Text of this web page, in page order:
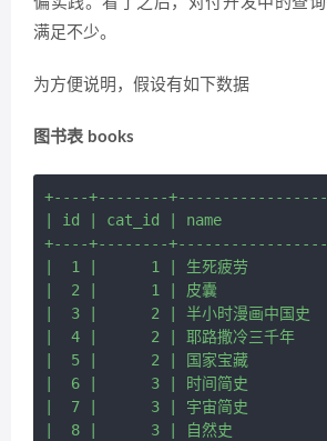
满足不少。
为方便说明，假设有如下数据
图书表 books
+----+--------
| id | cat_id | name
+----+--------
|  1 |      1 | 生死疲劳
|  2 |      1 | 皮囊
|  3 |      2 | 半小时漫画中国
|  4 |      2 | 耶路撒冷三千年
|  5 |      2 | 国家宝藏
|  6 |      3 | 时间简史
|  7 |      3 | 宇宙简史
|  8 |      3 | 自然史